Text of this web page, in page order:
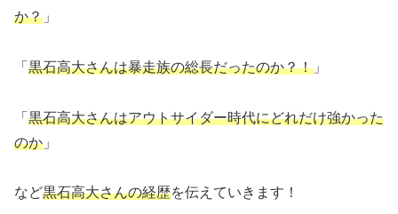
か？ 」
「 黒石高大さんは暴走族の総長だったのか？！ 」
「 黒石高大さんはアウトサイダー時代にどれだけ強かった
のか 」
など黒石高大さんの経歴を伝えていきます！